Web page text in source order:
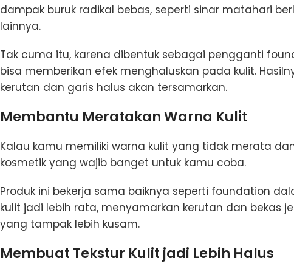
dampak buruk radikal bebas, seperti sinar matahari
lainnya.
Tak cuma itu, karena dibentuk sebagai pengganti
bisa memberikan efek menghaluskan pada kulit.
kerutan dan garis halus akan tersamarkan.
Membantu Meratakan Warna Kulit
Kalau kamu memiliki warna kulit yang tidak merata
kosmetik yang wajib banget untuk kamu coba.
Produk ini bekerja sama baiknya seperti foundation
kulit jadi lebih rata, menyamarkan kerutan dan bekas
yang tampak lebih kusam.
Membuat Tekstur Kulit jadi Lebih Halus